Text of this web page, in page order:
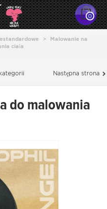
0
>
Malowanie na
ciała
Następna strona
do malowania